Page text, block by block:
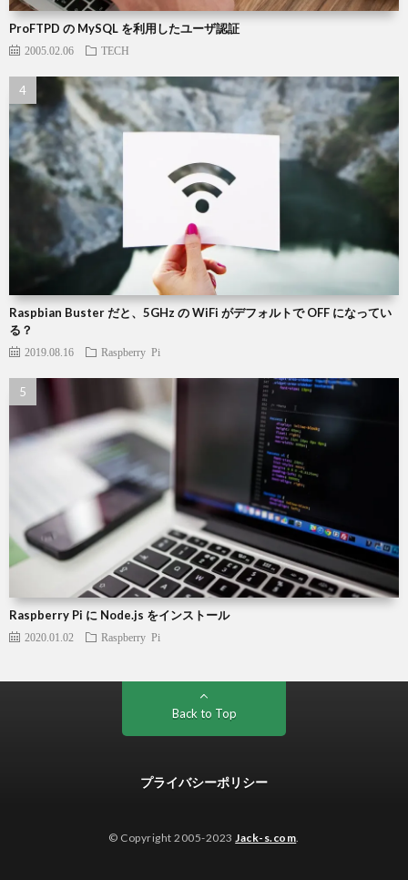
ProFTPD の MySQL を利用したユーザ認証
2005.02.06 TECH
Raspbian Buster だと、5GHz の WiFi がデフォルトで OFF になってい
る？
2019.08.16 Raspberry Pi
Raspberry Pi に Node.js をインストール
2020.01.02 Raspberry Pi
Back to Top
プライバシーポリシー
© Copyright 2005-2023 Jack-s.com